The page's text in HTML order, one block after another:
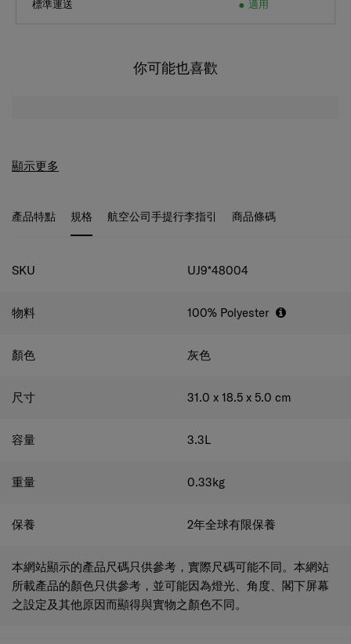
標準運送 適用
你可能也喜歡
顯示更多
產品特點 規格 航空公司手提行李指引 商品條碼
規格
SKU UJ9*48004
物料 100% Polyester
顏色 灰色
尺寸 31.0 x 18.5 x 5.0 cm
容量 3.3L
重量 0.33kg
保養 2年全球有限保養
本網站顯示的產品尺碼只供參考，實際尺碼可能不同。本網站
所載產品的顏色只供參考，並可能因為燈光、角度、閣下屏幕
之設定及其他原因而顯得與實物之顏色不同。